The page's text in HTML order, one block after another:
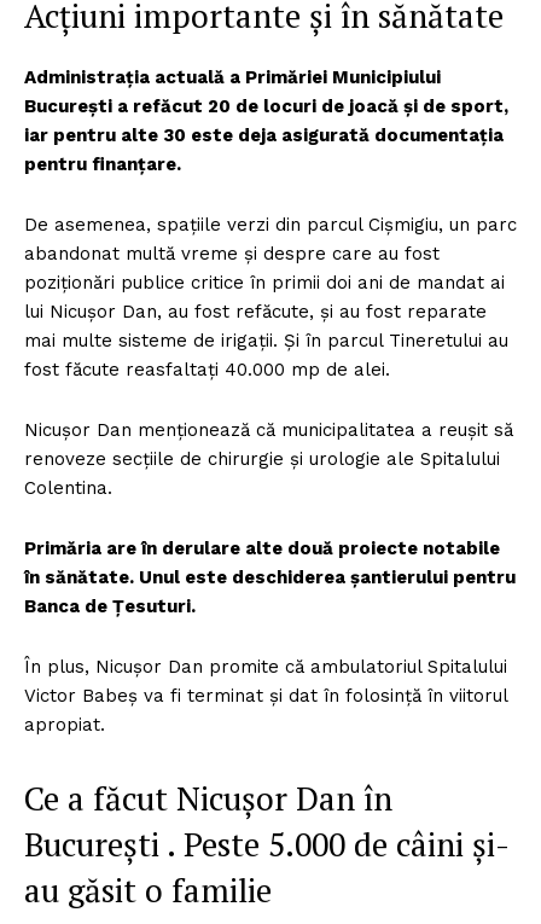
Acțiuni importante și în sănătate
Administrația actuală a Primăriei Municipiului
București a refăcut 20 de locuri de joacă și de sport,
iar pentru alte 30 este deja asigurată documentația
pentru finanțare.
De asemenea, spațiile verzi din parcul Cișmigiu, un parc
abandonat multă vreme și despre care au fost
poziționări publice critice în primii doi ani de mandat ai
lui Nicușor Dan, au fost refăcute, și au fost reparate
mai multe sisteme de irigații. Și în parcul Tineretului au
fost făcute reasfaltați 40.000 mp de alei.
Nicușor Dan menționează că municipalitatea a reușit să
renoveze secțiile de chirurgie și urologie ale Spitalului
Colentina.
Primăria are în derulare alte două proiecte notabile
în sănătate. Unul este deschiderea șantierului pentru
Banca de Țesuturi.
În plus, Nicușor Dan promite că ambulatoriul Spitalului
Victor Babeș va fi terminat și dat în folosință în viitorul
apropiat.
Ce a făcut Nicușor Dan în
București . Peste 5.000 de câini și-
au găsit o familie